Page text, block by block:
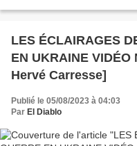
LES ÉCLAIRAGES
EN UKRAINE
Hervé Carresse]
Publié le 05/08/2023 à 04:03
Par El Diablo